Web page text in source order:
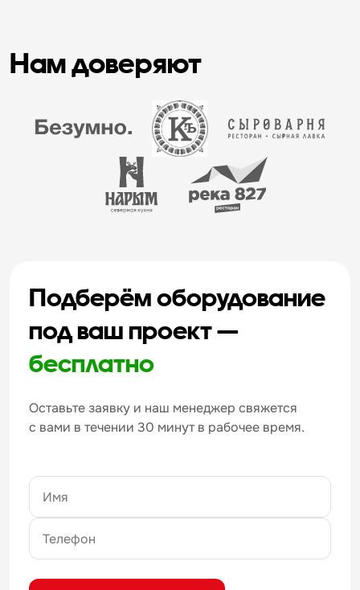
Нам доверяют
Подберём оборудование
под ваш проект —
бесплатно
Оставьте заявку и наш менеджер свяжется
с вами в течении 30 минут в рабочее время.